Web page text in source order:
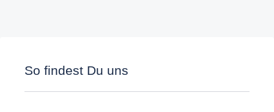
So findest Du uns